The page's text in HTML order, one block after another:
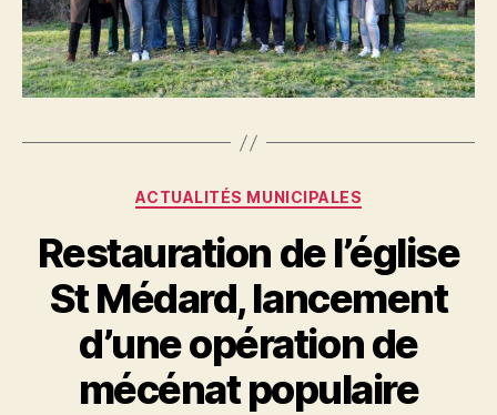
Catégories
ACTUALITÉS MUNICIPALES
Restauration de l’église
St Médard, lancement
d’une opération de
mécénat populaire